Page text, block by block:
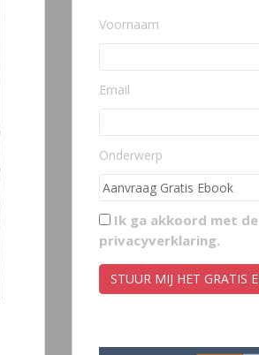
Voornaam
Email
Onderwerp
Ik ga akkoord met de
privacyverklaring.